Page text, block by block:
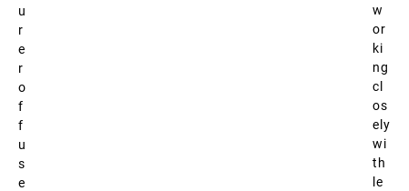
u
r
e
r
o
f
f
u
s
e
w
or
ki
ng
cl
os
ely
wi
th
le